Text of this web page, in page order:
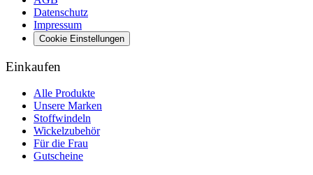
Datenschutz
Impressum
Cookie Einstellungen
Einkaufen
Alle Produkte
Unsere Marken
Stoffwindeln
Wickelzubehör
Für die Frau
Gutscheine